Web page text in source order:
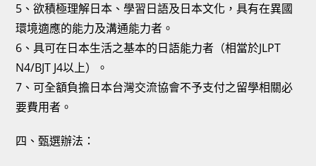
5、欲積極理解日本、學習日語及日本文化，具有在異國
環境適應的能力及溝通能力者。
6、具可在日本生活之基本的日語能力者（相當於JLPT
N4/BJT J4以上）。
7、可全額負擔日本台灣交流協會不予支付之留學相關必
要費用者。
四、甄選辦法：